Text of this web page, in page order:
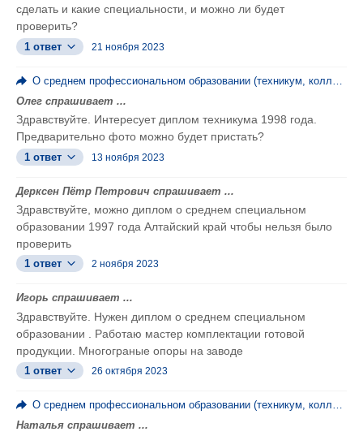
сделать и какие специальности, и можно ли будет
проверить?
1 ответ 21 ноября 2023
Олег спрашивает ...
Здравствуйте. Интересует диплом техникума 1998 года.
Предварительно фото можно будет пристать?
1 ответ 13 ноября 2023
Дерксен Пётр Петрович спрашивает ...
Здравствуйте, можно диплом о среднем специальном
образовании 1997 года Алтайский край чтобы нельзя было
проверить
1 ответ 2 ноября 2023
Игорь спрашивает ...
Здравствуйте. Нужен диплом о среднем специальном
образовании . Работаю мастер комплектации готовой
продукции. Многограные опоры на заводе
1 ответ 26 октября 2023
Наталья спрашивает ...